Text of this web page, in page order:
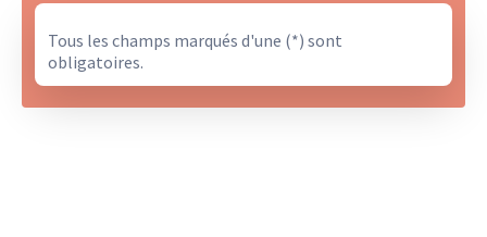
Tous les champs marqués d'une (*) sont
obligatoires.